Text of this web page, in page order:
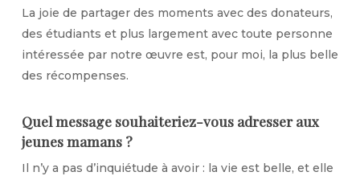
La joie de partager des moments avec des donateurs,
des étudiants et plus largement avec toute personne
intéressée par notre œuvre est, pour moi, la plus belle
des récompenses.
Quel message souhaiteriez-vous adresser aux
jeunes mamans ?
Il n’y a pas d’inquiétude à avoir : la vie est belle, et elle